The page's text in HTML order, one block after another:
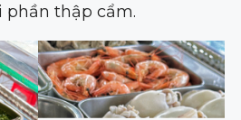
thập cẩm.